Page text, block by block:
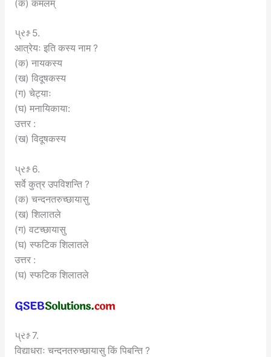
(क) कमलम्
પ્રશ્ન 5.
आत्रेयः इति कस्य नाम ?
(क) नायकस्य
(ख) विदूषकस्य
(ग) चेट्याः
(घ) मनायिकाया:
उत्तर :
(ख) विदूषकस्य
પ્રશ્ન 6.
सर्वे कुत्र उपविशन्ति ?
(क) चन्दनतरुच्छायासु
(ख) शिलातले
(ग) वटच्छायासु
(घ) स्फटिक शिलातले
उत्तर :
(घ) स्फटिक शिलातले
પ્રશ્ન 7.
विद्याधराः चन्दनतरुच्छायासु किं पिबन्ति ?